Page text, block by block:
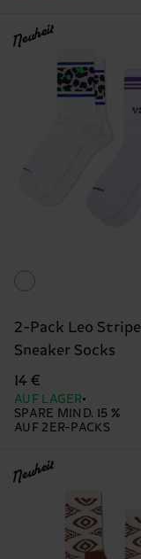
Neuheit
2-Pack Leo Stripe
Sneaker Socks
14 €
AUF LAGER
SPARE MIND. 15 %
AUF 2ER-PACKS
Neuheit